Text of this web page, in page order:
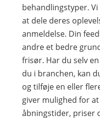
behandlingstyper.
at dele deres
anmeldelse. Din
andre et bedre
frisør. Har du selv
du i branchen, kan
og tilføje en eller
giver mulighed for
åbningstider, priser